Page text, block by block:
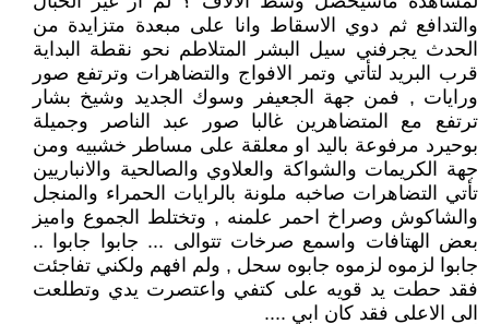
والتدافع ثم دوي الاسقاط وانا على مبعدة متزايدة من
الحدث يجرفني سيل البشر المتلاطم نحو نقطة البداية
قرب البريد لتأتي وتمر الافواج والتضاهرات وترتفع صور
ورايات , فمن جهة الجعيفر وسوك الجديد وشيخ بشار
ترتفع مع المتضاهرين غالبا صور عبد الناصر وجميلة
بوحيرد مرفوعة باليد او معلقة على مساطر خشبيه ومن
جهة الكريمات والشواكة والعلاوي والصالحية والانباريين
تأتي التضاهرات صاخبه ملونة بالرايات الحمراء والمنجل
والشاكوش وصراخ احمر علمنه , وتختلط الجموع واميز
بعض الهتافات واسمع صرخات تتوالى ... جابوا جابوا ..
جابوا لزموه لزموه جابوه سحل , ولم افهم ولكني تفاجئت
فقد حطت يد قويه على كتفي واعتصرت يدي وتطلعت
الى الاعلى فقد كان ابي ....